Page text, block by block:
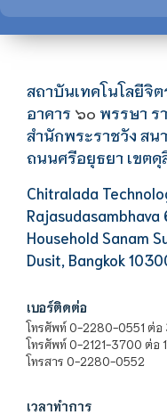
สถาบันเทคโนโลยีจิต
อาคาร ๖๐ พรรษา ร
สำนักพระราชวัง สน
ถนนศรีอยุธยา เขตดุ
Chitralada
Rajasudasambhava
Household Sanam
Dusit, Bangkok
เบอร์ติดต่อ
โทรศัพท์ 0-2280-0551 ต่อ
โทรศัพท์ 0-2121-3700 ต่อ
โทรสาร 0-2280-0552
เวลาทำการ